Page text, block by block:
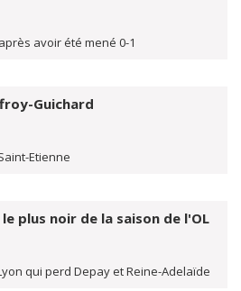
avoir été mené 0-1
Guichard
Etienne
plus noir de la saison de l'OL
qui perd Depay et Reine-Adelaïde